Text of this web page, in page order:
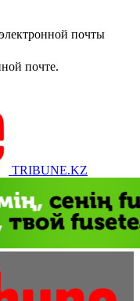
почты
почте.
TRIBUNE.KZ